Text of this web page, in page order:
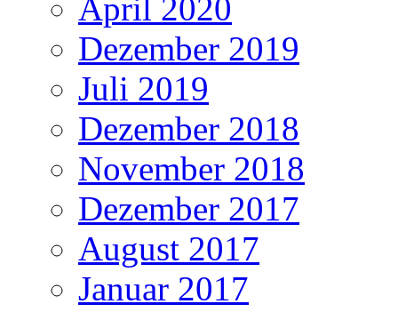
April 2020
Dezember 2019
Juli 2019
Dezember 2018
November 2018
Dezember 2017
August 2017
Januar 2017